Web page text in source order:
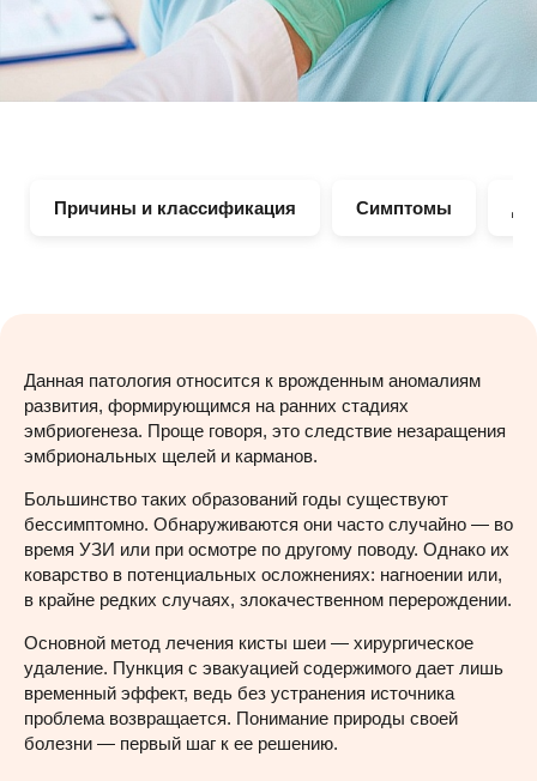
Причины и классификация Симптомы
Данная патология относится к врожденным аномалиям
развития, формирующимся на ранних стадиях
эмбриогенеза. Проще говоря, это следствие незаращения
эмбриональных щелей и карманов.
Большинство таких образований годы существуют
бессимптомно. Обнаруживаются они часто случайно — во
время УЗИ или при осмотре по другому поводу. Однако их
коварство в потенциальных осложнениях: нагноении или,
в крайне редких случаях, злокачественном перерождении.
Основной метод лечения кисты шеи — хирургическое
удаление. Пункция с эвакуацией содержимого дает лишь
временный эффект, ведь без устранения источника
проблема возвращается. Понимание природы своей
болезни — первый шаг к ее решению.